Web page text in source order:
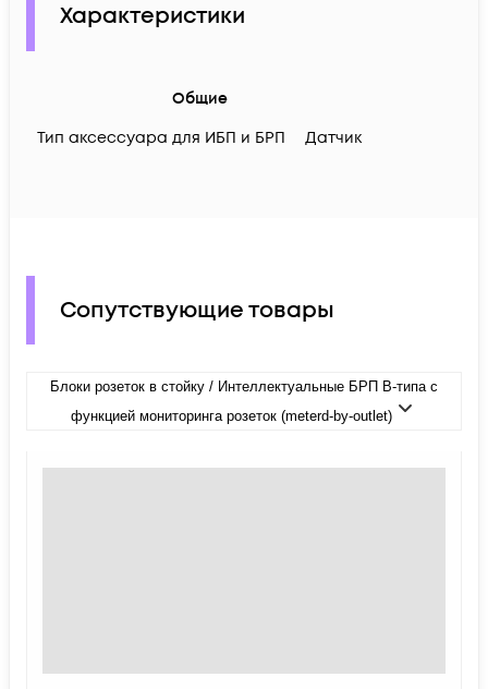
Характеристики
Общие
Тип аксессуара для ИБП и БРП
Датчик
Сопутствующие товары
Блоки розеток в стойку / Интеллектуальные БРП B-типа с
функцией мониторинга розеток (meterd-by-outlet)